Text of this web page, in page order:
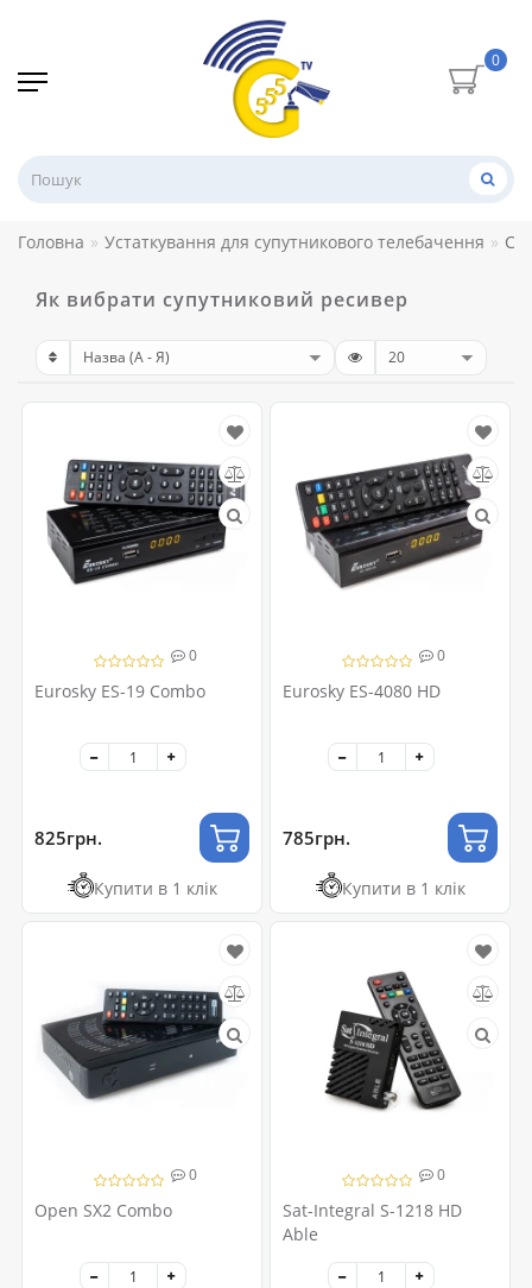
0
Головна Устаткування для супутникового телебачення
Як вибрати супутниковий ресивер
0
Eurosky ES-19 Combo
825грн.
Купити в 1 клік
0
Eurosky ES-4080 HD
785грн.
Купити в 1 клік
0
Open SX2 Combo
0
Sat-Integral S-1218 HD
Able